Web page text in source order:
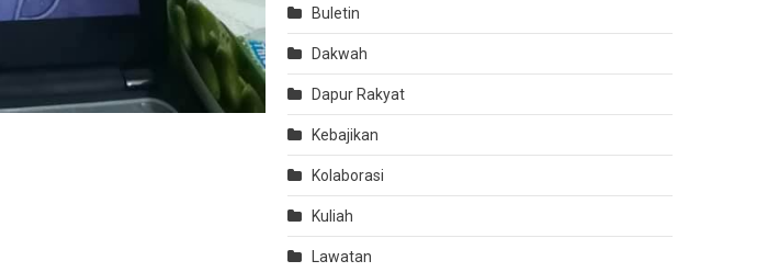
Buletin
Dakwah
Dapur Rakyat
Kebajikan
Kolaborasi
Kuliah
Lawatan